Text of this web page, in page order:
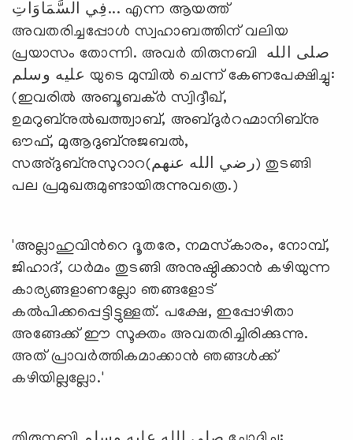
فِي السَّمَاوَاتِ... എന്ന ആയത്ത്
അവതരിച്ചപ്പോള്‍ സ്വഹാബത്തിന് വലിയ
പ്രയാസം തോന്നി. അവര്‍ തിരുനബി صلى الله
عليه وسلم യുടെ മുമ്പില്‍ ചെന്ന് കേണപേക്ഷിച്ചു:
(ഇവരില്‍ അബൂബക്ര്‍ സ്വിദ്ദീഖ്,
ഉമറുബ്‌നുല്‍ഖത്ത്വാബ്, അബ്ദുര്‍റഹ്മാനിബ്‌നു
ഔഫ്, മുആദുബ്‌നുജബല്‍,
സഅ്ദുബ്‌നുസുറാറ(رضي الله عنهم) തുടങ്ങി
പല പ്രമുഖരുമുണ്ടായിരുന്നുവത്രെ.)
'അല്ലാഹുവിന്‍റെ ദൂതരേ, നമസ്‌കാരം, നോമ്പ്,
ജിഹാദ്, ധര്‍മം തുടങ്ങി അനുഷ്ഠിക്കാന്‍ കഴിയുന്ന
കാര്യങ്ങളാണല്ലോ ഞങ്ങളോട്
കല്‍പിക്കപ്പെട്ടിട്ടുള്ളത്. പക്ഷേ, ഇപ്പോഴിതാ
അങ്ങേക്ക് ഈ സൂക്തം അവതരിച്ചിരിക്കുന്നു.
അത് പ്രാവര്‍ത്തികമാക്കാന്‍ ഞങ്ങള്‍ക്ക്
കഴിയില്ലല്ലോ.'